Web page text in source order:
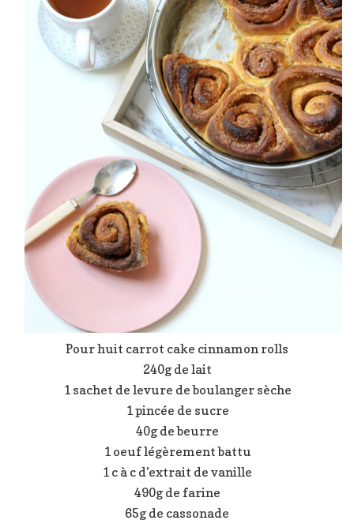
Pour huit carrot cake cinnamon rolls
240g de lait
1 sachet de levure de boulanger sèche
1 pincée de sucre
40g de beurre
1 oeuf légèrement battu
1 c à c d’extrait de vanille
490g de farine
65g de cassonade